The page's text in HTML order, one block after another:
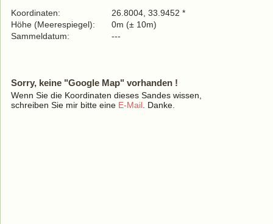
Koordinaten:
26.8004, 33.9452 *
Höhe (Meerespiegel):
0m (± 10m)
Sammeldatum:
---
Sorry, keine "Google Map" vorhanden !
Wenn Sie die Koordinaten dieses Sandes wissen,
schreiben Sie mir bitte eine E-Mail . Danke.